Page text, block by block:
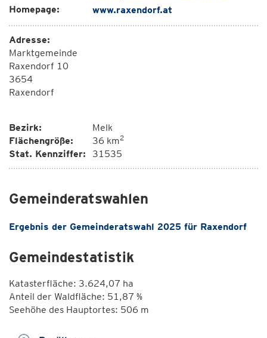
Homepage:
www.raxendorf.at
Adresse:
Marktgemeinde
Raxendorf 10
3654
Raxendorf
Bezirk:
Melk
Flächengröße:
36 km2
Stat. Kennziffer: 31535
Gemeinderatswahlen
Ergebnis der Gemeinderatswahl 2025 für Raxendorf
Gemeindestatistik
Katasterfläche: 3.624,07 ha
Anteil der Waldfläche: 51,87 %
Seehöhe des Hauptortes: 506 m